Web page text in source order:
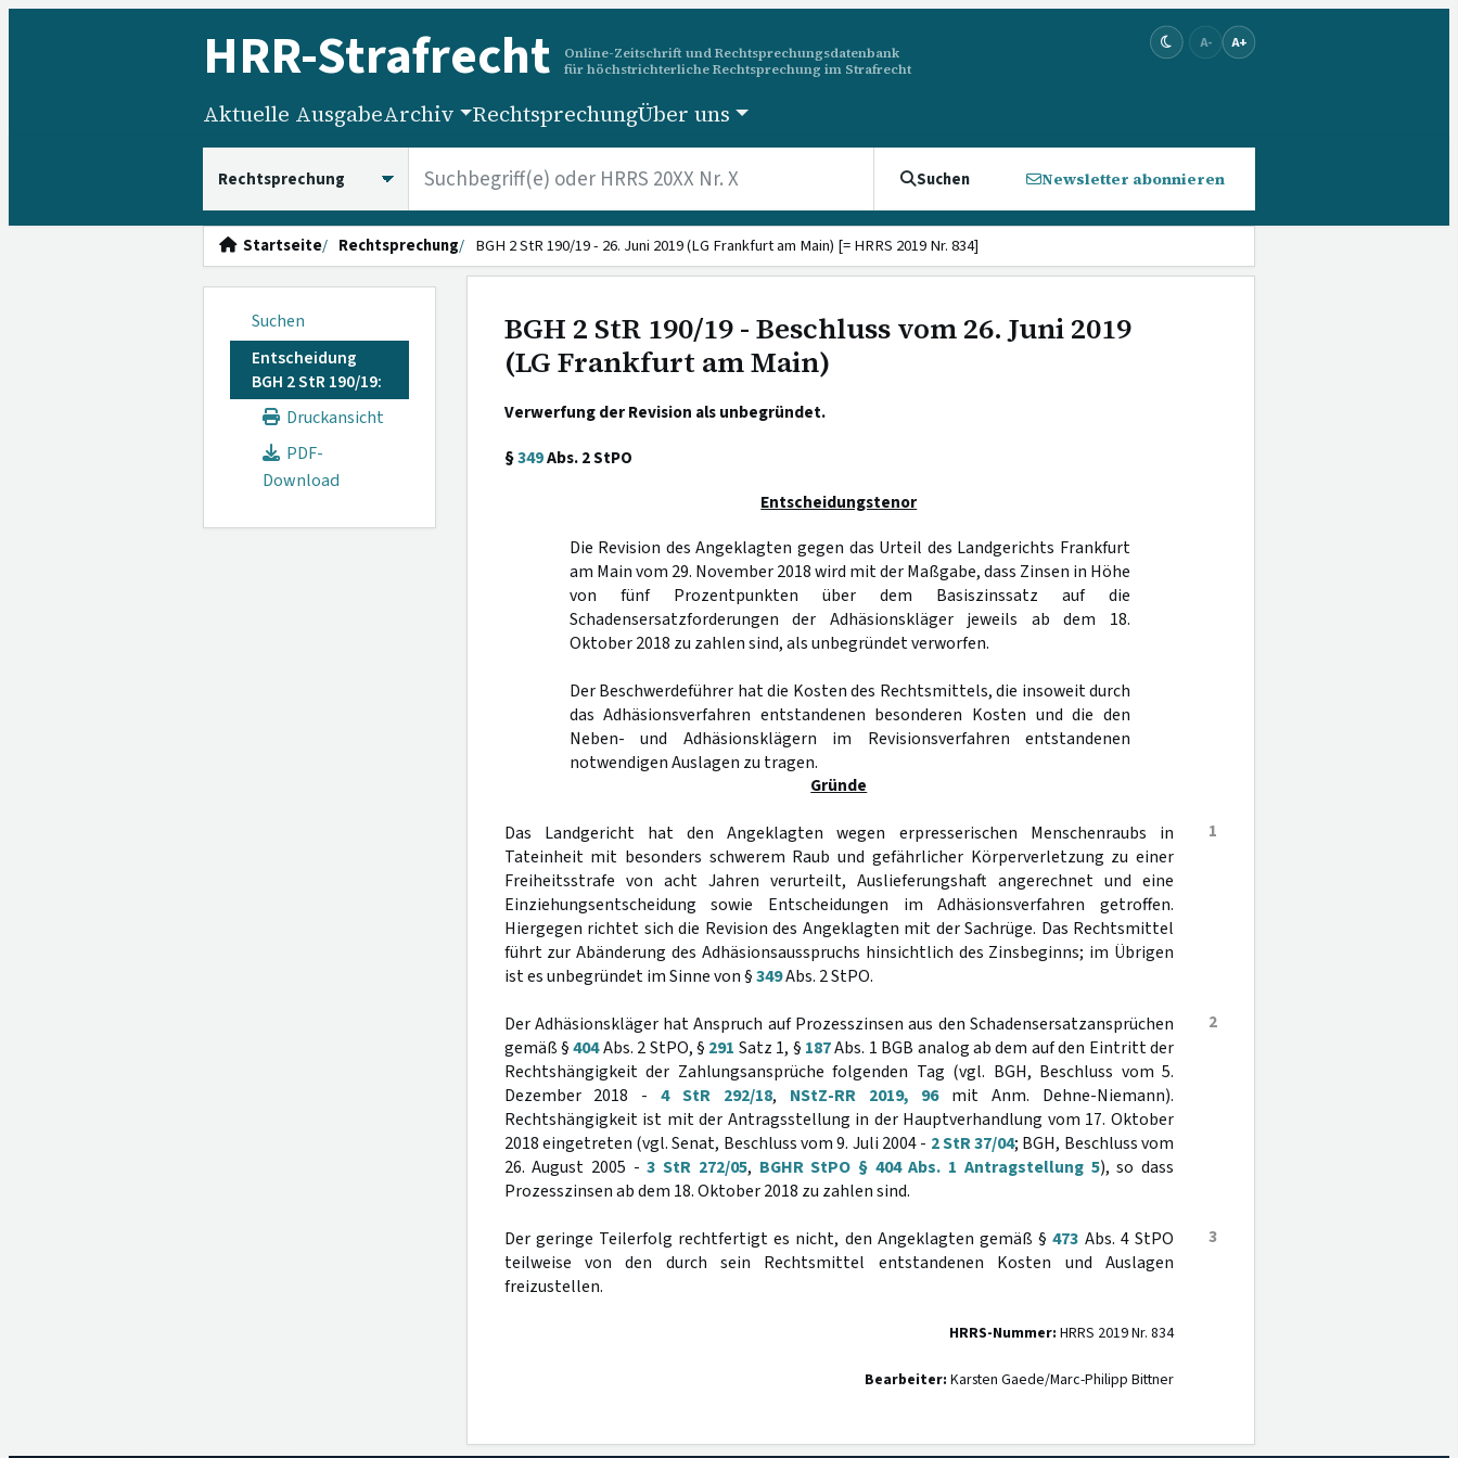
HRR-Strafrecht
Online-Zeitschrift und Rechtsprechungsdatenbank
für höchstrichterliche Rechtsprechung im Strafrecht
A- A+
Aktuelle AusgabeArchiv RechtsprechungÜber uns
Suchen Newsletter abonnieren
Startseite Rechtsprechung BGH 2 StR 190/19 - 26. Juni 2019 (LG Frankfurt am Main) [= HRRS 2019 Nr. 834]
Suchen
Entscheidung
BGH 2 StR 190/19:
Druckansicht
PDF-
Download
BGH 2 StR 190/19 - Beschluss vom 26. Juni 2019
(LG Frankfurt am Main)
Verwerfung der Revision als unbegründet.
§349Abs. 2 StPO
Entscheidungstenor
Die Revision des Angeklagten gegen das Urteil des Landgerichts Frankfurt
am Main vom 29. November 2018 wird mit der Maßgabe, dass Zinsen in Höhe
von fünf Prozentpunkten über dem Basiszinssatz auf die
Schadensersatzforderungen der Adhäsionskläger jeweils ab dem 18.
Oktober 2018 zu zahlen sind, als unbegründet verworfen.
Der Beschwerdeführer hat die Kosten des Rechtsmittels, die insoweit durch
das Adhäsionsverfahren entstandenen besonderen Kosten und die den
Neben- und Adhäsionsklägern im Revisionsverfahren entstandenen
notwendigen Auslagen zu tragen.
Gründe
1
Das Landgericht hat den Angeklagten wegen erpresserischen Menschenraubs in
Tateinheit mit besonders schwerem Raub und gefährlicher Körperverletzung zu einer
Freiheitsstrafe von acht Jahren verurteilt, Auslieferungshaft angerechnet und eine
Einziehungsentscheidung sowie Entscheidungen im Adhäsionsverfahren getroffen.
Hiergegen richtet sich die Revision des Angeklagten mit der Sachrüge. Das Rechtsmittel
führt zur Abänderung des Adhäsionsausspruchs hinsichtlich des Zinsbeginns; im Übrigen
ist es unbegründet im Sinne von §349Abs. 2 StPO.
2
Der Adhäsionskläger hat Anspruch auf Prozesszinsen aus den Schadensersatzansprüchen
gemäß §404Abs. 2 StPO, § 291 Satz 1, § 187Abs. 1 BGB analog ab dem auf den Eintritt der
Rechtshängigkeit der Zahlungsansprüche folgenden Tag (vgl. BGH, Beschluss vom 5.
Dezember 2018 -4 StR 292/18, NStZ-RR 2019, 96mit Anm. Dehne-Niemann).
Rechtshängigkeit ist mit der Antragsstellung in der Hauptverhandlung vom 17. Oktober
2018 eingetreten (vgl. Senat, Beschluss vom 9. Juli 2004 - 2 StR 37/04; BGH, Beschluss vom
26. August 2005 -3 StR 272/05, BGHR StPO § 404 Abs. 1 Antragstellung 5), so dass
Prozesszinsen ab dem 18. Oktober 2018 zu zahlen sind.
3
Der geringe Teilerfolg rechtfertigt es nicht, den Angeklagten gemäß §473 Abs. 4 StPO
teilweise von den durch sein Rechtsmittel entstandenen Kosten und Auslagen
freizustellen.
HRRS-Nummer: HRRS 2019 Nr. 834
Bearbeiter: Karsten Gaede/Marc-Philipp Bittner